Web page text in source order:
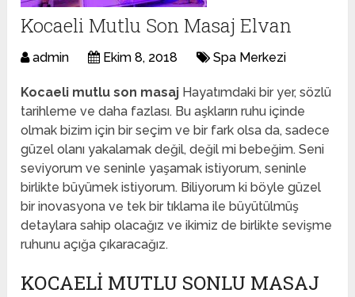
Kocaeli Mutlu Son Masaj Elvan
admin Ekim 8, 2018 Spa Merkezi
Kocaeli mutlu son masaj Hayatımdaki bir yer, sözlü
tarihleme ve daha fazlası. Bu aşkların ruhu içinde
olmak bizim için bir seçim ve bir fark olsa da, sadece
güzel olanı yakalamak değil, değil mi bebeğim. Seni
seviyorum ve seninle yaşamak istiyorum, seninle
birlikte büyümek istiyorum. Biliyorum ki böyle güzel
bir inovasyona ve tek bir tıklama ile büyütülmüş
detaylara sahip olacağız ve ikimiz de birlikte sevişme
ruhunu açığa çıkaracağız.
KOCAELI MUTLU SONLU MASAJ